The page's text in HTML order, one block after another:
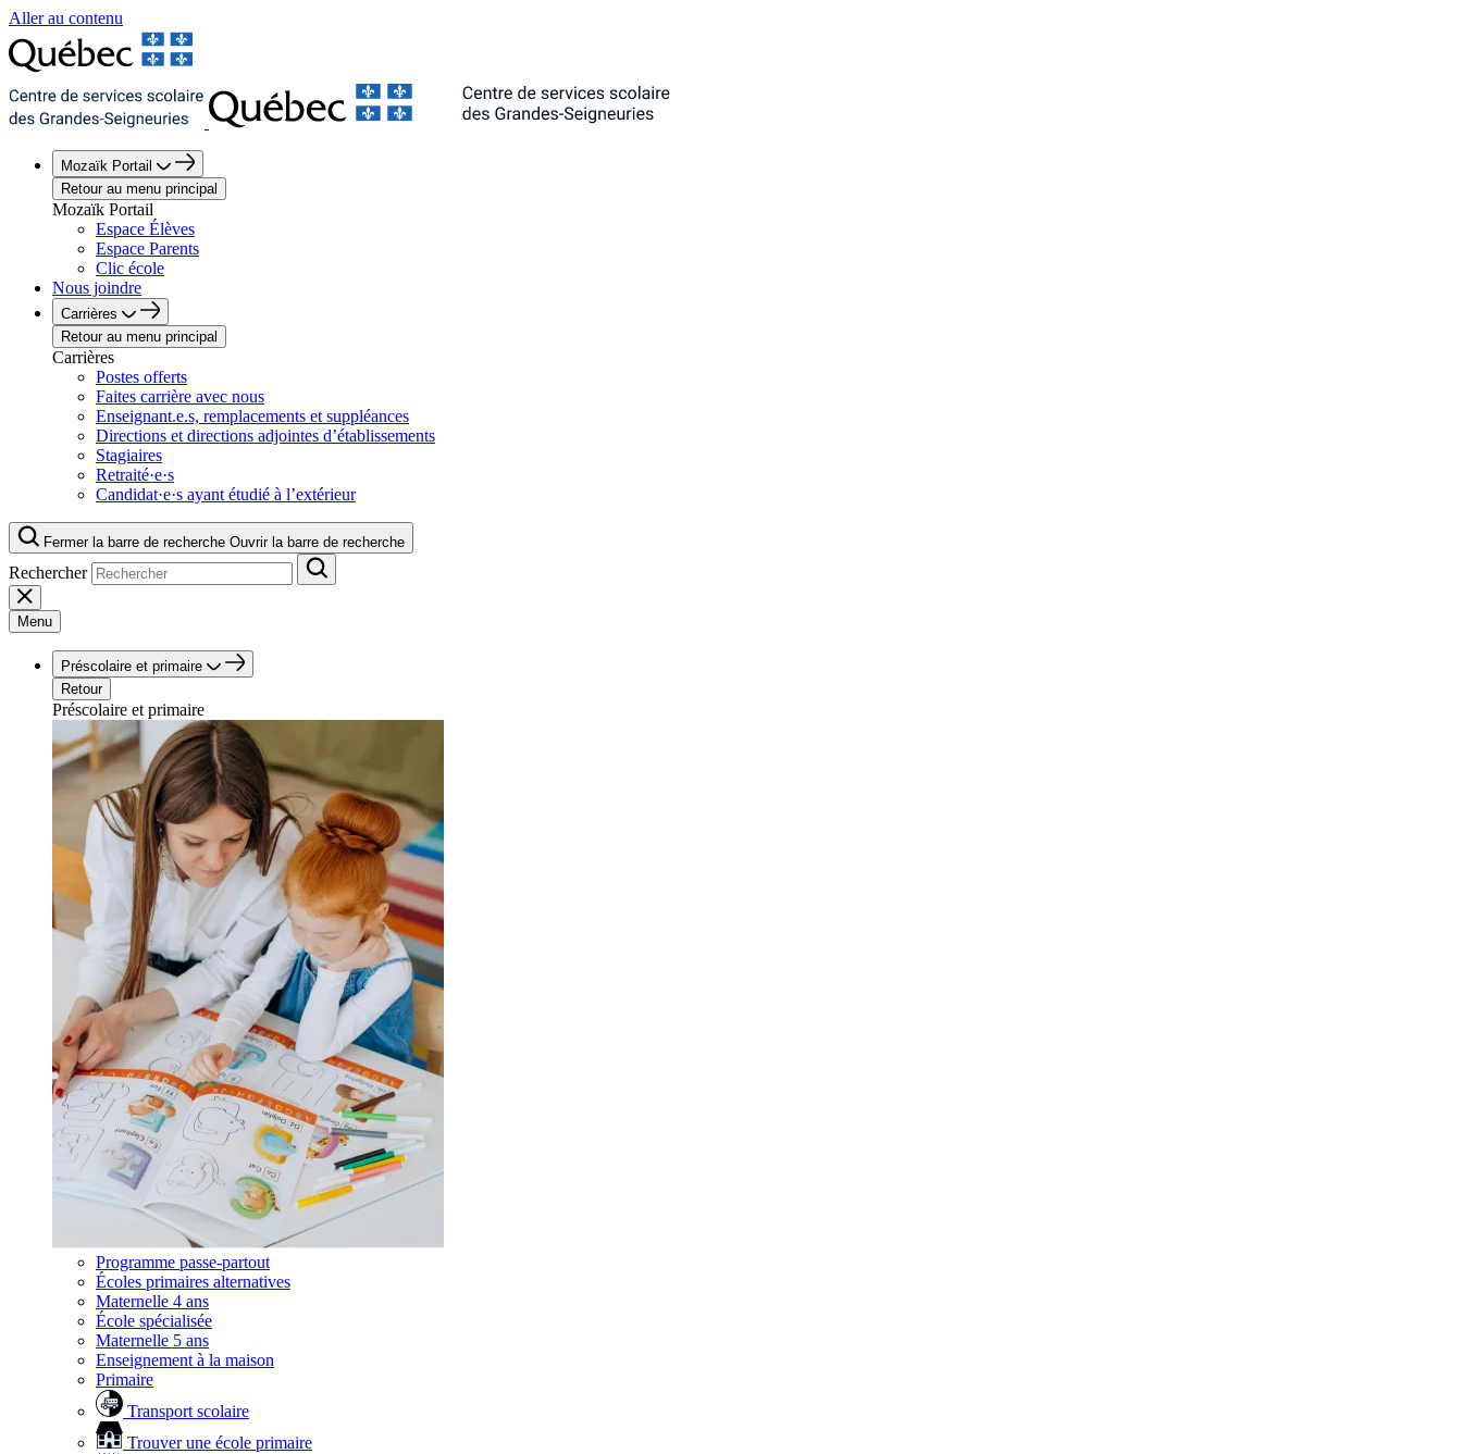
Aller au contenu
Mozaïk Portail
Retour au menu principal
Mozaïk Portail
Espace Élèves
Espace Parents
Clic école
Nous joindre
Carrières
Retour au menu principal
Carrières
Postes offerts
Faites carrière avec nous
Enseignant.e.s, remplacements et suppléances
Directions et directions adjointes d’établissements
Stagiaires
Retraité·e·s
Candidat·e·s ayant étudié à l’extérieur
Fermer la barre de recherche Ouvrir la barre de recherche
Rechercher
Menu
Préscolaire et primaire
Retour
Préscolaire et primaire
Programme passe-partout
Écoles primaires alternatives
Maternelle 4 ans
École spécialisée
Maternelle 5 ans
Enseignement à la maison
Primaire
Transport scolaire
Trouver une école primaire